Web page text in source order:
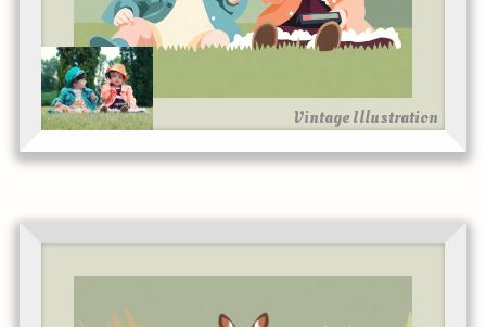
Vintage Illustration